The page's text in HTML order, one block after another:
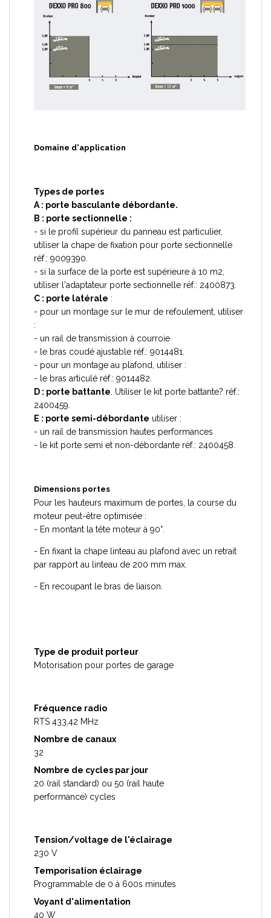
Domaine d'application
Types de portes
A : porte basculante débordante.
B : porte sectionnelle :
- si le profil supérieur du panneau est particulier,
utiliser la chape de fixation pour porte sectionnelle
réf.: 9009390.
- si la surface de la porte est supérieure à 10 m2,
utiliser l'adaptateur porte sectionnelle réf.: 2400873.
C : porte latérale :
- pour un montage sur le mur de refoulement, utiliser
:
- un rail de transmission à courroie
- le bras coudé ajustable réf.: 9014481.
- pour un montage au plafond, utiliser :
- le bras articulé réf.: 9014482.
D : porte battante. Utiliser le kit porte battante? réf.:
2400459.
E : porte semi-débordante utiliser :
- un rail de transmission hautes performances
- le kit porte semi et non-débordante réf.: 2400458.
Dimensions portes
Pour les hauteurs maximum de portes, la course du
moteur peut-être optimisée :
- En montant la tête moteur à 90°.
- En fixant la chape linteau au plafond avec un retrait
par rapport au linteau de 200 mm max.
- En recoupant le bras de liaison.
Type de produit porteur
Motorisation pour portes de garage
Fréquence radio
RTS 433,42 MHz
Nombre de canaux
32
Nombre de cycles par jour
20 (rail standard) ou 50 (rail haute
performance) cycles
Tension/voltage de l'éclairage
230 V
Temporisation éclairage
Programmable de 0 à 600s minutes
Voyant d'alimentation
40 W